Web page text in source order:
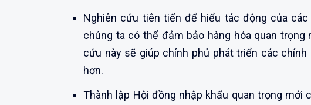
Nghiên cứu tiên tiến để hiểu tác động của
chúng ta có thể đảm bảo hàng hóa quan
cứu này sẽ giúp chính phủ phát triển các
hơn.
Thành lập Hội đồng nhập khẩu quan trọng mới